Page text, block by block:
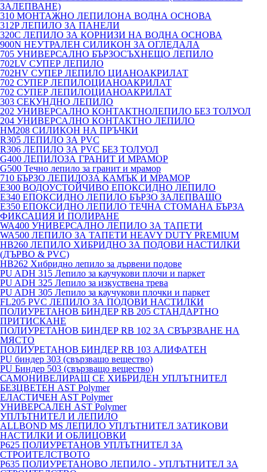
ЗАЛЕПВАНЕ)
310 МОНТАЖНО ЛЕПИЛОНА ВОДНА ОСНОВА
312P ЛЕПИЛО ЗА ПАНЕЛИ
320C ЛЕПИЛО ЗА КОРНИЗИ НА ВОДНА ОСНОВА
900N НЕУТРАЛЕН СИЛИКОН ЗА ОГЛЕДАЛА
705 УНИВЕРСАЛНО БЪРЗОСЪХНЕЩО ЛЕПИЛО
702LV СУПЕР ЛЕПИЛО
702HV СУПЕР ЛЕПИЛО ЦИАНОАКРИЛАТ
702 СУПЕР ЛЕПИЛОЦИАНОАКРИЛАТ
702 СУПЕР ЛЕПИЛОЦИАНОАКРИЛАТ
303 СЕКУНДНО ЛЕПИЛО
202 УНИВЕРСАЛНО КОНТАКТНОЛЕПИЛО БЕЗ ТОЛУОЛ
204 УНИВЕРСАЛНО КОНТАКТНО ЛЕПИЛО
HM208 СИЛИКОН НА ПРЪЧКИ
R305 ЛЕПИЛО ЗА PVC
R306 ЛЕПИЛО ЗА PVC БЕЗ ТОЛУОЛ
G400 ЛЕПИЛОЗА ГРАНИТ И МРАМОP
G500 Течно лепило за гранит и мрамор
710 БЪРЗО ЛЕПИЛОЗА КАМЪК И МРАМОP
E300 ВОДОУСТОЙЧИВО ЕПОКСИДНО ЛЕПИЛО
E340 ЕПОКСИДНО ЛЕПИЛО БЪРЗО ЗАЛЕПВАЩО
E350 ЕПОКСИДНО ЛЕПИЛО ТЕЧНА СТОМАНА БЪРЗА
ФИКСАЦИЯ И ПОЛИРАНЕ
WA400 УНИВЕРСАЛНО ЛЕПИЛО ЗА ТАПЕТИ
WA500 ЛЕПИЛО ЗА ТАПЕТИ HEAVY DUTY PREMIUM
HB260 ЛЕПИЛО ХИБРИДНО ЗА ПОДОВИ НАСТИЛКИ
(ДЪРВО & PVC)
HB262 Хибридно лепило за дървени подове
PU ADH 315 Лепило за каучукови плочи и паркет
PU ADH 325 Лепило за изкуствена трева
PU ADH 305 Лепило за каучукови плочки и паркет
FL205 PVC ЛЕПИЛО ЗА ПОДОВИ НАСТИЛКИ
ПОЛИУРЕТАНОВ БИНДЕР RB 205 СТАНДАРТНО
ПРИТИСКАНЕ
ПОЛИУРЕТАНОВ БИНДЕР RB 102 ЗА СВЪРЗВАНЕ НА
МЯСТО
ПОЛИУРЕТАНОВ БИНДЕР RB 103 АЛИФАТЕН
PU биндер 303 (свързващо вещество)
PU Биндер 503 (свързващо вещество)
САМОНИВЕЛИРАЩ СЕ ХИБРИДЕН УПЛЪТНИТЕЛ
БЕЗЦВЕТЕН AST Polymer
ЕЛАСТИЧЕН AST Polymer
УНИВЕРСАЛЕН AST Polymer
УПЛЪТНИТЕЛ И ЛЕПИЛО
ALLBOND MS ЛЕПИЛО УПЛЪТНИТЕЛ ЗАТИКОВИ
НАСТИЛКИ И ОБЛИЦОВКИ
P625 ПОЛИУРЕТАНОВ УПЛЪТНИТЕЛ ЗА
СТРОИТЕЛСТВОТО
P635 ПОЛИУРЕТАНОВО ЛЕПИЛО - УПЛЪТНИТЕЛ ЗА